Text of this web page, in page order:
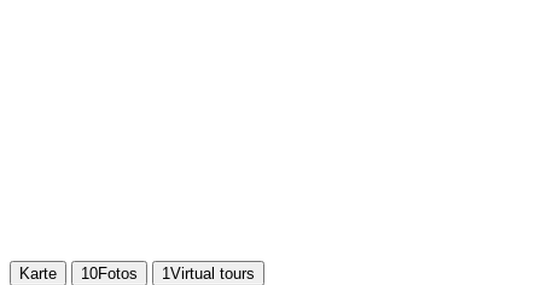
Karte 10Fotos 1Virtual tours